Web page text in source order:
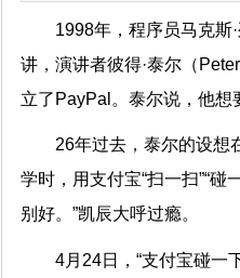
1998年，程序员马克斯
讲，演讲者彼得·泰尔（
立了PayPal。泰尔说，他想
26年过去，泰尔的设想
学时，用支付宝“扫一扫”“
别好。”凯辰大呼过瘾。
4月24日，“支付宝碰一